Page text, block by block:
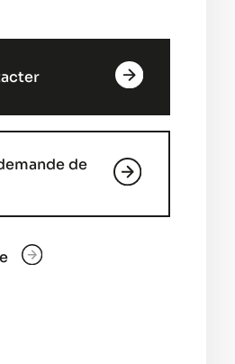
de